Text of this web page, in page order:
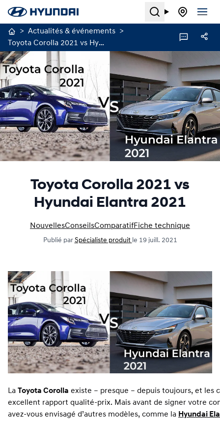
Search
> Actualités & événements >
Toyota Corolla 2021 vs Hyundai Elantra 2021
Toyota Corolla 2021 vs
Hyundai Elantra 2021
NouvellesConseilsComparatifFiche technique
Publié par Spécialiste produit le 19 juill. 2021
La Toyota Corolla existe – presque – depuis toujours, et les
excellent rapport qualité-prix. Mais avant de signer votre
avez-vous envisagé d’autres modèles, comme la Hyundai